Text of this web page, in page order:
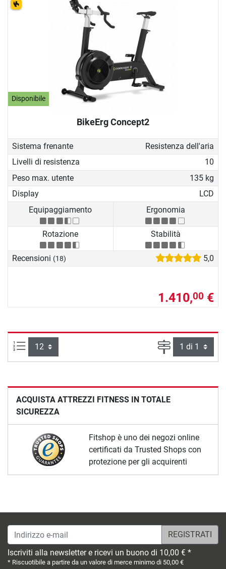
Disponibile
BikeErg Concept2
Sistema frenante
Resistenza dell'aria
Livelli di resistenza
10
Peso max. utente
135 kg
Display
LCD
Equipaggiamento
Ergonomia
Rotazione Stabilità
Recensioni (18) 5,0
1.410,00 €
Articoli per pagina: Pagina
ACQUISTA ATTREZZI FITNESS IN TOTALE
SICUREZZA
Fitshop è uno dei negozi online
certificati da Trusted Shops con
protezione per gli acquirenti
Indirizzo e-mail
Iscriviti alla newsletter e ricevi un buono di 10,00 € *
* Riscuotibile a partire da un valore di merce minimo di 50,00 €